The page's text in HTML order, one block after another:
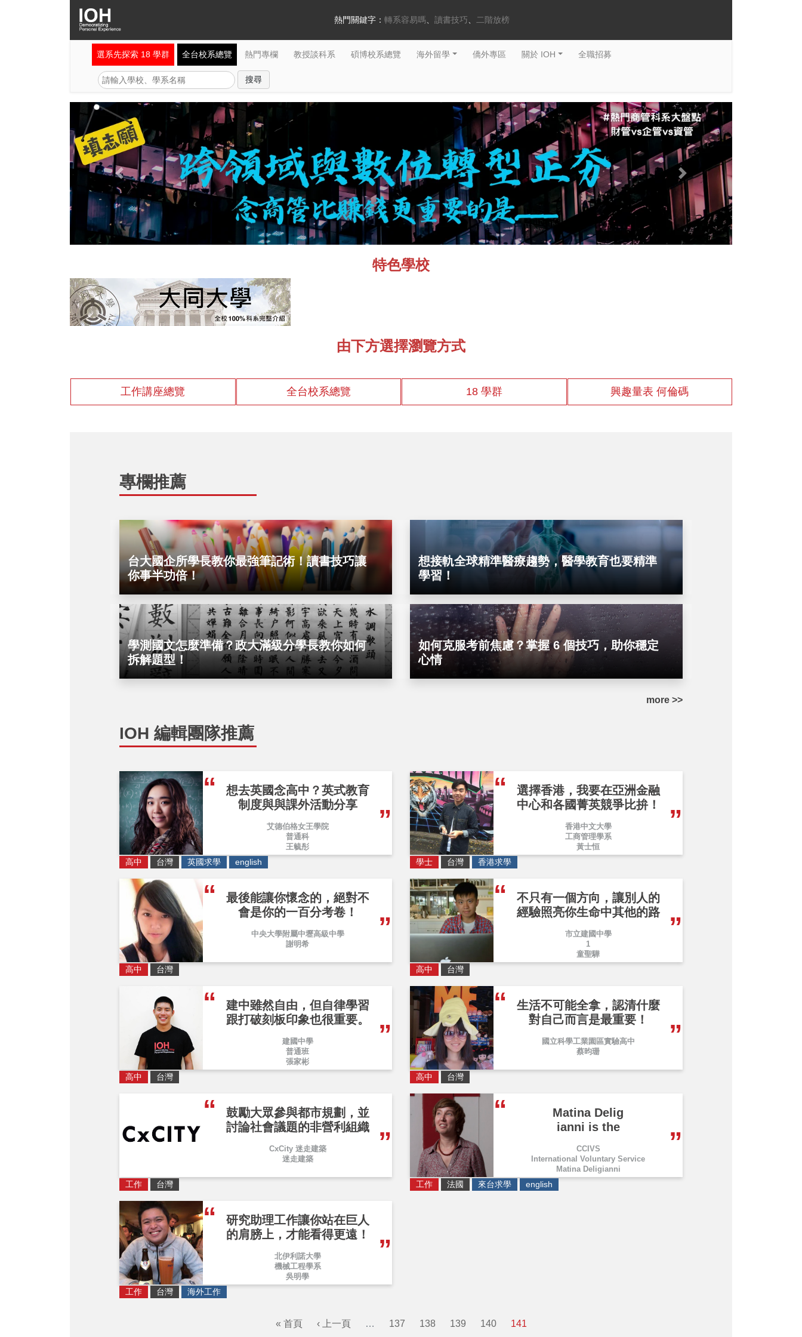
熱門關鍵字： 轉系容易嗎 讀書技巧 二階放榜
選系先探索 18 學群 全台校系總覽 熱門專欄 教授談科系 碩博校系總覽 海外留學 僑外專區 關於 IOH 全職招募
特色學校
由下方選擇瀏覽方式
工作講座總覽 全台校系總覽 18 學群 興趣量表 何倫碼
專欄推薦
台大國企所學長教你最強筆記術！讀書技巧讓
你事半功倍！
想接軌全球精準醫療趨勢，醫學教育也要精準
學習！
學測國文怎麼準備？政大滿級分學長教你如何
拆解題型！
如何克服考前焦慮？掌握 6 個技巧，助你穩定
心情
more >>
IOH 編輯團隊推薦
想去英國念高中？英式教育
制度與與課外活動分享
艾德伯格女王學院
普通科
王毓彤
高中 台灣 英國求學 english
選擇香港，我要在亞洲金融
中心和各國菁英競爭比拚！
香港中文大學
工商管理學系
黃士恒
學士 台灣 香港求學
最後能讓你懷念的，絕對不
會是你的一百分考卷！
中央大學附屬中壢高級中學
謝明希
高中 台灣
不只有一個方向，讓別人的
經驗照亮你生命中其他的路
市立建國中學
1
童聖驊
高中 台灣
建中雖然自由，但自律學習
跟打破刻板印象也很重要。
建國中學
普通班
張家彬
高中 台灣
生活不可能全拿，認清什麼
對自己而言是最重要！
國立科學工業園區實驗高中
蔡昀珊
高中 台灣
鼓勵大眾參與都市規劃，並
討論社會議題的非營利組織
CxCity 迷走建築
迷走建築
工作 台灣
Matina Delig
ianni is the
CCIVS
International Voluntary Service
Matina Deligianni
工作 法國 來台求學 english
研究助理工作讓你站在巨人
的肩膀上，才能看得更遠！
北伊利諾大學
機械工程學系
吳明學
工作 台灣 海外工作
« 首頁 ‹ 上一頁 … 137 138 139 140 141